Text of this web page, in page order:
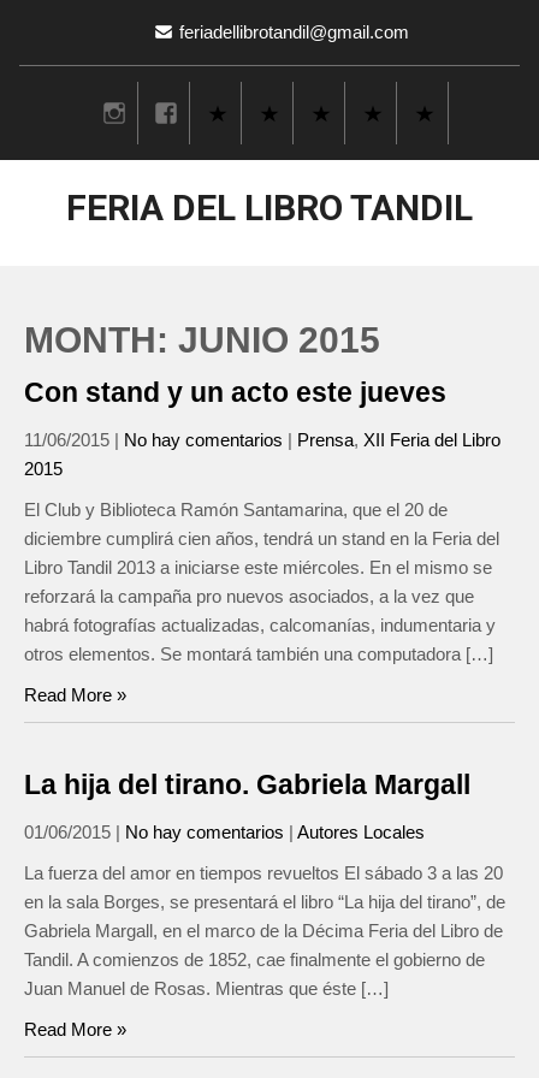
feriadellibrotandil@gmail.com
FERIA DEL LIBRO TANDIL
MONTH: JUNIO 2015
Con stand y un acto este jueves
11/06/2015 | No hay comentarios | Prensa, XII Feria del Libro
2015
El Club y Biblioteca Ramón Santamarina, que el 20 de
diciembre cumplirá cien años, tendrá un stand en la Feria del
Libro Tandil 2013 a iniciarse este miércoles. En el mismo se
reforzará la campaña pro nuevos asociados, a la vez que
habrá fotografías actualizadas, calcomanías, indumentaria y
otros elementos. Se montará también una computadora […]
Read More »
La hija del tirano. Gabriela Margall
01/06/2015 | No hay comentarios | Autores Locales
La fuerza del amor en tiempos revueltos El sábado 3 a las 20
en la sala Borges, se presentará el libro “La hija del tirano”, de
Gabriela Margall, en el marco de la Décima Feria del Libro de
Tandil. A comienzos de 1852, cae finalmente el gobierno de
Juan Manuel de Rosas. Mientras que éste […]
Read More »